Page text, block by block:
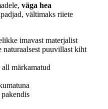
väga hea
vältimaks riiete
imavast materjalist
puuvillast kiht
märkamatud